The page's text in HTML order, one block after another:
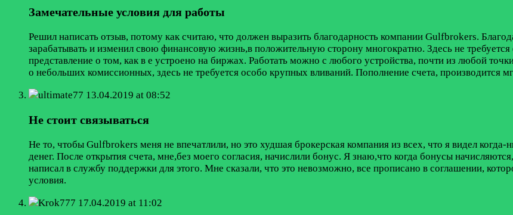
Замечательные условия для работы
Решил написать отзыв, потому как считаю, что должен выразить благодарность компании Gulfbrokers.
зарабатывать и изменил свою финансовую жизнь,в положительную сторону многократно. Здесь не
представление о том, как в е устроено на биржах. Работать можно с любого устройства, почти из любой
о небольших комиссионных, здесь не требуется особо крупных вливаний. Пополнение счета, производится
ultimate77 13.04.2019 at 08:52
Не стоит связываться
Не то, чтобы Gulfbrokers меня не впечатлили, но это худшая брокерская компания из всех, что я видел
денег. После открытия счета, мне,без моего согласия, начислили бонус. Я знаю,что когда бонусы
написал в службу поддержки для этого. Мне сказали, что это невозможно, все прописано в соглашении,
условия.
Krok777 17.04.2019 at 11:02